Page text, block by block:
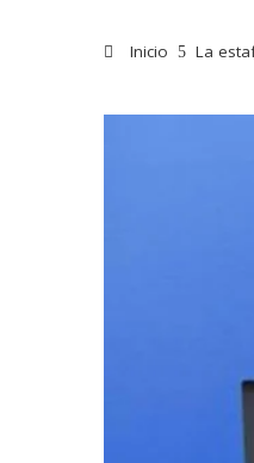
Inicio La